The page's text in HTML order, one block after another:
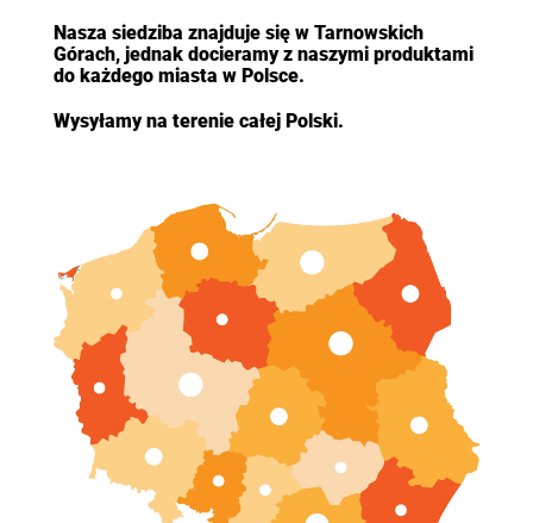
Nasza siedziba znajduje się w Tarnowskich
Górach, jednak docieramy z naszymi produktami
do każdego miasta w Polsce.
Wysyłamy na terenie całej Polski.